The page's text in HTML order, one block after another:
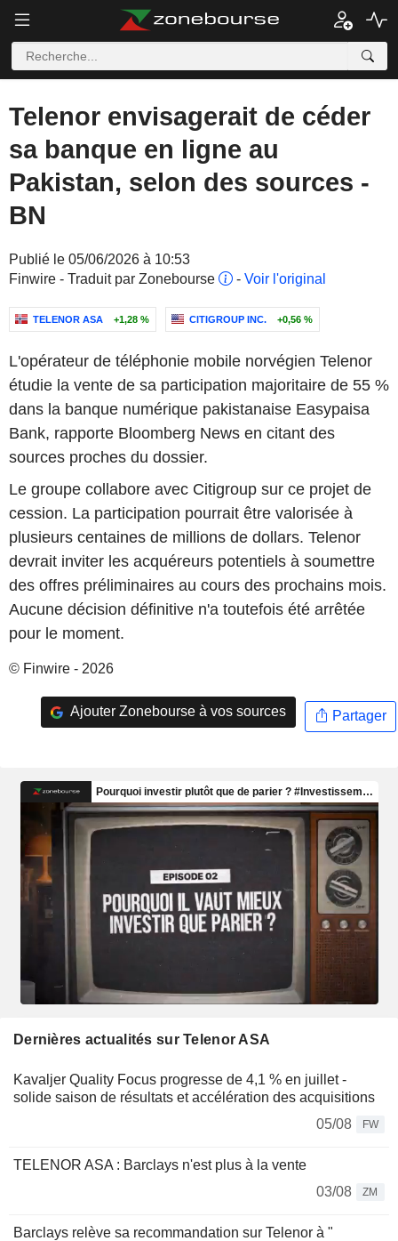
Telenor envisagerait de céder
sa banque en ligne au
Pakistan, selon des sources -
BN
Publié le 05/06/2026 à 10:53
Finwire - Traduit par Zonebourse
- Voir l'original
TELENOR ASA +1,28 % CITIGROUP INC. +0,56 %
L'opérateur de téléphonie mobile norvégien Telenor
étudie la vente de sa participation majoritaire de 55 %
dans la banque numérique pakistanaise Easypaisa
Bank, rapporte Bloomberg News en citant des
sources proches du dossier.
Le groupe collabore avec Citigroup sur ce projet de
cession. La participation pourrait être valorisée à
plusieurs centaines de millions de dollars. Telenor
devrait inviter les acquéreurs potentiels à soumettre
des offres préliminaires au cours des prochains mois.
Aucune décision définitive n'a toutefois été arrêtée
pour le moment.
© Finwire - 2026
Ajouter Zonebourse à vos sources Partager
Dernières actualités sur Telenor ASA
Kavaljer Quality Focus progresse de 4,1 % en juillet -
solide saison de résultats et accélération des acquisitions
05/08
FW
TELENOR ASA : Barclays n'est plus à la vente
03/08
ZM
Barclays relève sa recommandation sur Telenor à "